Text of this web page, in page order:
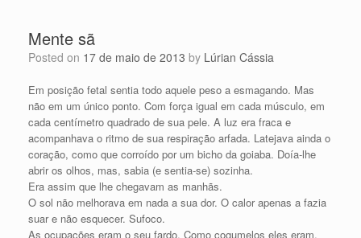
Mente sã
Posted on 17 de maio de 2013 by Lúrian Cássia
Em posição fetal sentia todo aquele peso a esmagando. Mas
não em um único ponto. Com força igual em cada músculo, em
cada centímetro quadrado de sua pele. A luz era fraca e
acompanhava o ritmo de sua respiração arfada. Latejava ainda o
coração, como que corroído por um bicho da goiaba. Doía-lhe
abrir os olhos, mas, sabia (e sentia-se) sozinha.
Era assim que lhe chegavam as manhãs.
O sol não melhorava em nada a sua dor. O calor apenas a fazia
suar e não esquecer. Sufoco.
As ocupações eram o seu fardo. Como cogumelos eles eram,